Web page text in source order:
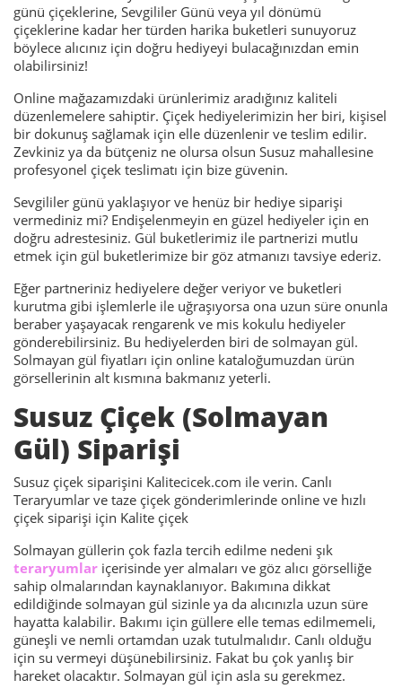
günü çiçeklerine, Sevgililer Günü veya yıl dönümü
çiçeklerine kadar her türden harika buketleri sunuyoruz
böylece alıcınız için doğru hediyeyi bulacağınızdan emin
olabilirsiniz!
Online mağazamızdaki ürünlerimiz aradığınız kaliteli
düzenlemelere sahiptir. Çiçek hediyelerimizin her biri, kişisel
bir dokunuş sağlamak için elle düzenlenir ve teslim edilir.
Zevkiniz ya da bütçeniz ne olursa olsun Susuz mahallesine
profesyonel çiçek teslimatı için bize güvenin.
Sevgililer günü yaklaşıyor ve henüz bir hediye siparişi
vermediniz mi? Endişelenmeyin en güzel hediyeler için en
doğru adrestesiniz. Gül buketlerimiz ile partnerizi mutlu
etmek için gül buketlerimize bir göz atmanızı tavsiye ederiz.
Eğer partneriniz hediyelere değer veriyor ve buketleri
kurutma gibi işlemlerle ile uğraşıyorsa ona uzun süre onunla
beraber yaşayacak rengarenk ve mis kokulu hediyeler
gönderebilirsiniz. Bu hediyelerden biri de solmayan gül.
Solmayan gül fiyatları için online kataloğumuzdan ürün
görsellerinin alt kısmına bakmanız yeterli.
Susuz Çiçek (Solmayan
Gül) Siparişi
Susuz çiçek siparişini Kalitecicek.com ile verin. Canlı
Teraryumlar ve taze çiçek gönderimlerinde online ve hızlı
çiçek siparişi için Kalite çiçek
Solmayan güllerin çok fazla tercih edilme nedeni şık
teraryumlar içerisinde yer almaları ve göz alıcı görselliğe
sahip olmalarından kaynaklanıyor. Bakımına dikkat
edildiğinde solmayan gül sizinle ya da alıcınızla uzun süre
hayatta kalabilir. Bakımı için güllere elle temas edilmemeli,
güneşli ve nemli ortamdan uzak tutulmalıdır. Canlı olduğu
için su vermeyi düşünebilirsiniz. Fakat bu çok yanlış bir
hareket olacaktır. Solmayan gül için asla su gerekmez.